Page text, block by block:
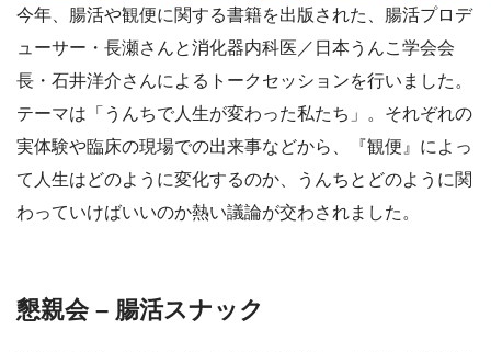
今年、腸活や観便に関する書籍を出版された、腸活プロデ
ューサー・長瀬さんと消化器内科医／日本うんこ学会会
長・石井洋介さんによるトークセッションを行いました。
テーマは「うんちで人生が変わった私たち」。それぞれの
実体験や臨床の現場での出来事などから、『観便』によっ
て人生はどのように変化するのか、うんちとどのように関
わっていけばいいのか熱い議論が交わされました。
懇親会 – 腸活スナック